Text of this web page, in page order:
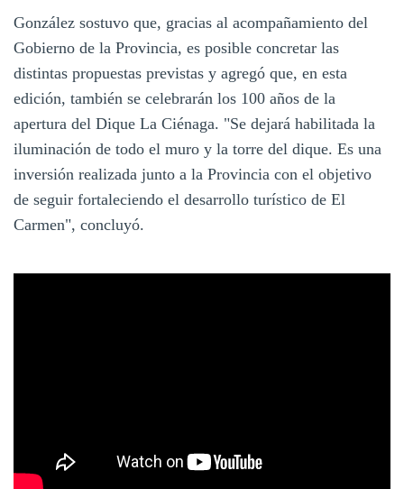
González sostuvo que, gracias al acompañamiento del
Gobierno de la Provincia, es posible concretar las
distintas propuestas previstas y agregó que, en esta
edición, también se celebrarán los 100 años de la
apertura del Dique La Ciénaga. "Se dejará habilitada la
iluminación de todo el muro y la torre del dique. Es una
inversión realizada junto a la Provincia con el objetivo
de seguir fortaleciendo el desarrollo turístico de El
Carmen", concluyó.